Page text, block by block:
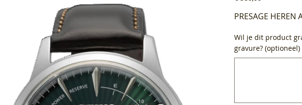
PRESAGE HEREN
Wil je dit product
gravure? (optioneel)